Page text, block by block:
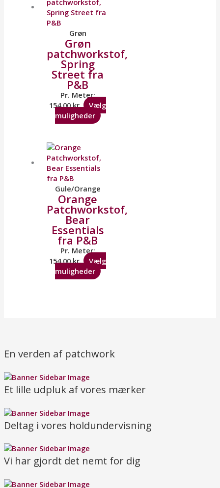
Grøn
Grøn
patchworkstof,
Spring
Street fra
P&B
Pr. Meter:
154,00kr.
Vælg
muligheder
Gule/Orange
Orange
Patchworkstof,
Bear
Essentials
fra P&B
Pr. Meter:
154,00kr.
Vælg
muligheder
En verden af patchwork
Et lille udpluk af vores mærker
Deltag i vores holdundervisning
Vi har gjordt det nemt for dig